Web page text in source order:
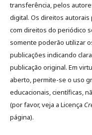
transferência, pelos
digital. Os direitos
com direitos do periódico
somente poderão utilizar
publicações indicando
publicação original. Em
aberto, permite-se o uso
educacionais, científicas,
(por favor, veja a Licença
página).